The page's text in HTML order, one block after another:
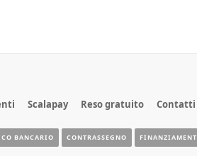
Scalapay Reso gratuito Contatti
BANCARIO CONTRASSEGNO